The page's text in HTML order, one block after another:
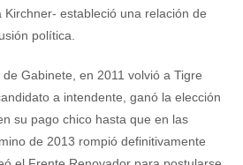
estableció una relación de
política.
Gabinete, en 2011 volvió a Tigre
a intendente, ganó la elección
su pago chico hasta que en las
de 2013 rompió definitivamente